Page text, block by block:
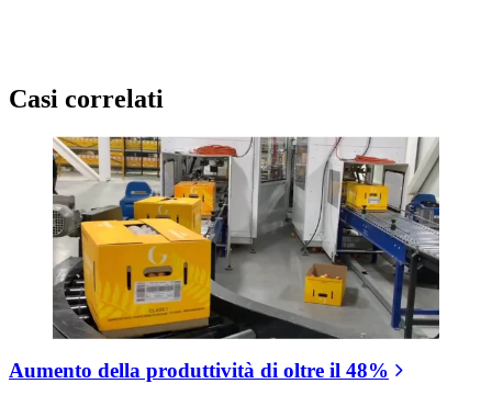
Casi correlati
Aumento della produttività di oltre il 48%